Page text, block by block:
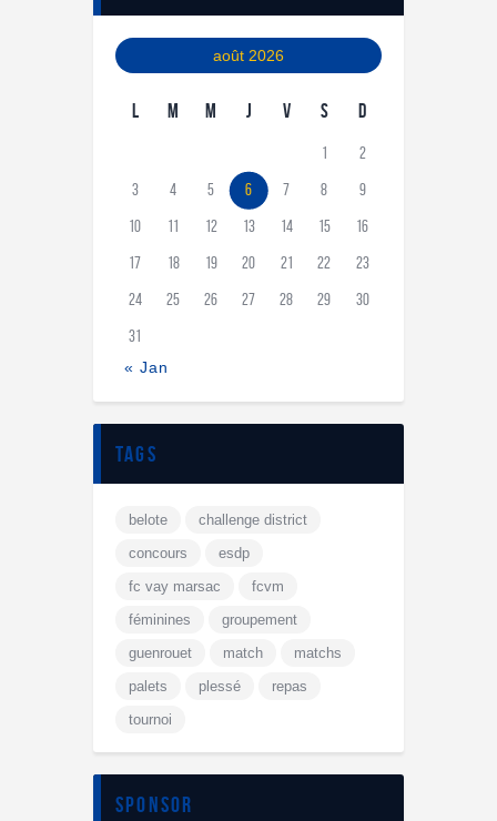
août 2026
L M M J V S D
1 2
3 4 5 6 7 8 9
10 11 12 13 14 15 16
17 18 19 20 21 22 23
24 25 26 27 28 29 30
31
« Jan
tags
belote
challenge district
concours
esdp
fc vay marsac
fcvm
féminines
groupement
guenrouet
match
matchs
palets
plessé
repas
tournoi
sponsor